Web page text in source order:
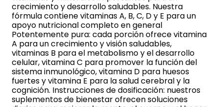
crecimiento y desarrollo saludables. Nuestra
fórmula contiene vitaminas A, B, C, D y E para un
apoyo nutricional completo en general
Potentemente pura: cada porción ofrece vitamina
A para un crecimiento y visión saludables,
vitaminas B para el metabolismo y el desarrollo
celular, vitamina C para promover la función del
sistema inmunológico, vitamina D para huesos
fuertes y vitamina E para la salud cerebral y la
cognición. Instrucciones de dosificación: nuestros
suplementos de bienestar ofrecen soluciones